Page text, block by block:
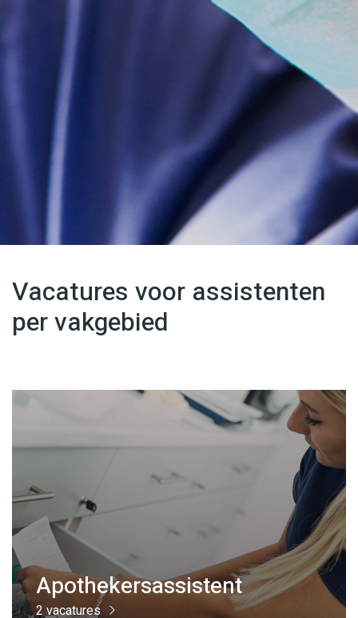
Vacatures voor assistenten
per vakgebied
Apothekersassistent
2 vacatures